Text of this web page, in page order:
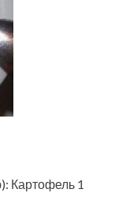
Картофель 1